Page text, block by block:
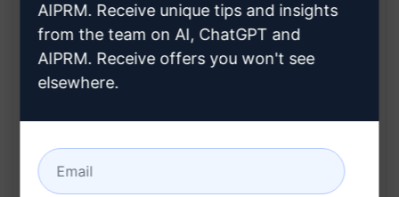
Funktionen des ChatGPT-Prompts:
Unterstützt Dich beim Umformulieren von
Gedichtzeilen
Bietet kreative Wege, um die Originalität der
Zeilen beizubehalten
AIPRM. Receive unique tips and insights
from the team on AI, ChatGPT and
AIPRM. Receive offers you won't see
elsewhere.